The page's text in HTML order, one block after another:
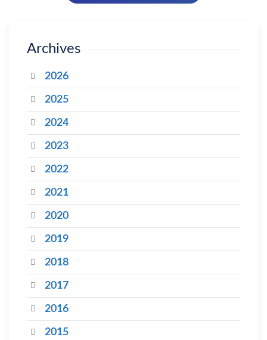
Archives
2026
2025
2024
2023
2022
2021
2020
2019
2018
2017
2016
2015